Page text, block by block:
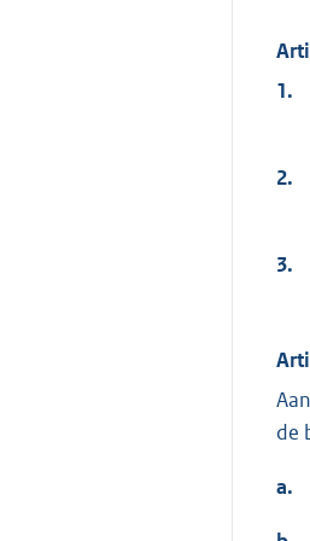
1.
2.
3.
de
a.